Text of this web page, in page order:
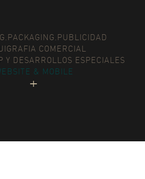
COMERCIAL
Y DESARROLLOS ESPECIALES
& MOBILE
+